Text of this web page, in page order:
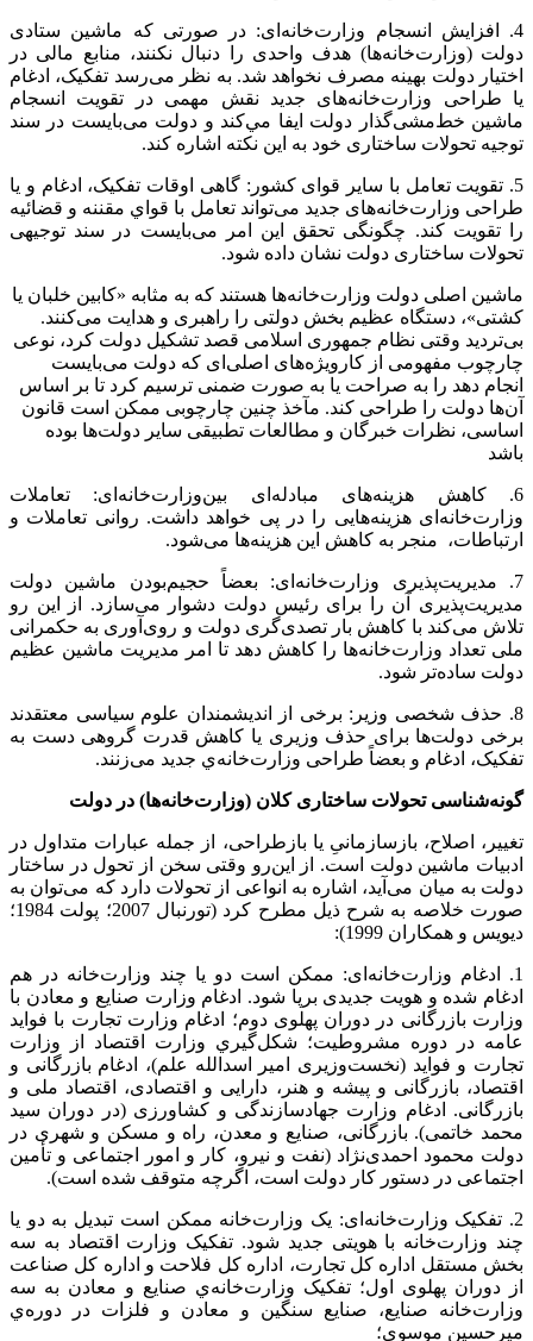
4. افزایش انسجام وزارت‌خانه‌ای: در صورتی که ماشین ستادی
دولت (وزارت‌خانه‌ها) هدف واحدی را دنبال نکنند، منابع مالی در
اختیار دولت بهینه مصرف نخواهد شد. به نظر می‌رسد تفکیک، ادغام
یا طراحی وزارت‌خانه‌های جدید نقش مهمی در تقویت انسجام
ماشین خط‌مشی‌گذار دولت ایفا مي‌کند و دولت می‌بایست در سند
توجیه تحولات ساختاری خود به این نکته اشاره کند.
5. تقویت تعامل با سایر قوای کشور: گاهی اوقات تفکیک، ادغام و یا
طراحی وزارت‌خانه‌های جدید می‌تواند تعامل با قواي مقننه و قضائیه
را تقویت کند. چگونگی تحقق این امر می‌بایست در سند توجیهی
تحولات ساختاری دولت نشان داده شود.
ماشین اصلی دولت وزارت‌خانه‌ها هستند که به مثابه «کابین خلبان یا
کشتی»، دستگاه عظیم بخش دولتی را راهبری و هدایت می‌کنند.
بی‌تردید وقتی نظام جمهوری اسلامی قصد تشکیل دولت کرد، نوعی
چارچوب مفهومی از کارویژه‌های اصلی‌ای که دولت می‌بایست
انجام دهد را به صراحت یا به صورت ضمنی ترسیم کرد تا بر اساس
آن‌ها دولت را طراحی کند. مآخذ چنین چارچوبی ممکن است قانون
اساسی، نظرات خبرگان و مطالعات تطبیقی سایر دولت‌ها بوده
باشد
6. کاهش هزینه‌های مبادله‌ای بين‌وزارت‌خانه‌ای: تعاملات
وزارت‌خانه‌ای هزینه‌هایی را در پی خواهد داشت. روانی تعاملات و
ارتباطات، منجر به کاهش این هزینه‌ها می‌شود.
7. مدیریت‌پذیری وزارت‌خانه‌ای: بعضاً حجیم‌بودن ماشین دولت
مدیریت‌پذیری آن را برای رئیس دولت دشوار می‌سازد. از این رو
تلاش می‌کند با کاهش بار تصدی‌گری دولت و روی‌آوری به حکمرانی
ملی تعداد وزارت‌خانه‌ها را کاهش دهد تا امر مدیریت ماشین عظیم
دولت ساده‌تر شود.
8. حذف شخصی وزیر: برخی از اندیشمندان علوم سیاسی معتقدند
برخی دولت‌ها برای حذف وزیری یا کاهش قدرت گروهی دست به
تفکیک، ادغام و بعضاً طراحی وزارت‌خانه‌ي جدید می‌زنند.
گونه‌شناسی تحولات ساختاری کلان (وزارت‌خانه‌ها) در دولت
تغییر، اصلاح، بازسازمانیِ یا بازطراحی، از جمله عبارات متداول در
ادبیات ماشین دولت است. از این‌رو وقتی سخن از تحول در ساختار
دولت به میان می‌آید، اشاره به انواعی از تحولات دارد که می‌توان به
صورت خلاصه به شرح ذیل مطرح کرد (تورنبال 2007؛ پولت 1984؛
دیویس و همکاران 1999):
1. ادغام وزارت‌خانه‌ای: ممکن است دو یا چند وزارت‌خانه در هم
ادغام شده و هویت جدیدی برپا شود. ادغام وزارت صنایع و معادن با
وزارت بازرگانی در دوران پهلوی دوم؛ ادغام وزارت تجارت با فواید
عامه در دوره مشروطیت؛ شکل‌گيري وزارت اقتصاد از وزارت
تجارت و فوايد (نخست‌وزیری امیر اسدالله علم)، ادغام بازرگانی و
اقتصاد، بازرگانی و پیشه و هنر، دارایی و اقتصادی، اقتصاد ملی و
بازرگانی. ادغام وزارت جهادسازندگی و کشاورزی (در دوران سید
محمد خاتمی). بازرگانی، صنایع و معدن، راه و مسکن و شهری در
دولت محمود احمدی‌نژاد (نفت و نیرو، کار و امور اجتماعی و تأمین
اجتماعی در دستور کار دولت است، اگرچه متوقف شده است).
2. تفکیک وزارت‌خانه‌ای: یک وزارت‌خانه ممکن است تبدیل به دو یا
چند وزارت‌خانه با هویتی جدید شود. تفکیک وزارت اقتصاد به سه
بخش مستقل اداره‌ کل تجارت، اداره کل فلاحت و اداره کل صناعت
از دوران پهلوی اول؛ تفکیک وزارت‌خانه‌ي صنایع و معادن به سه
وزارت‌خانه صنایع، صنایع سنگین و معادن و فلزات در دوره‌ي
میرحسین موسوی؛